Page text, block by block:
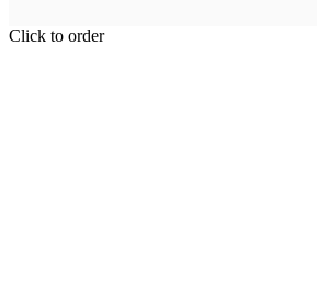
Click to order